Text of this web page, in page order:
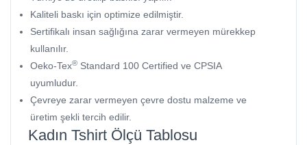
Kaliteli baskı için optimize edilmiştir.
Sertifikalı insan sağlığına zarar vermeyen mürekkep
kullanılır.
Oeko-Tex® Standard 100 Certified ve CPSIA
uyumludur.
Çevreye zarar vermeyen çevre dostu malzeme ve
üretim şekli tercih edilir.
Kadın Tshirt Ölçü Tablosu